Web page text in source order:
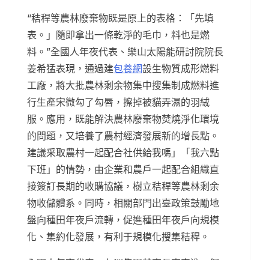
“秸稈等農林廢棄物既是原上的表格：「先填
表。」隨即拿出一條乾淨的毛巾，料也是燃
料。”全國人年夜代表、樂山太陽能研討院院長
姜希猛表現，通過建包養網設生物質成形燃料
工廠，將大批農林剩余物集中搜集制成燃料進
行生產宋微勾了勾唇，擦掉被貓弄濕的羽絨
服。應用，既能解決農林廢棄物焚燒淨化環境
的問題，又培養了農村經濟發展新的增長點。
建議采取農村一起配合社供給我嗎」「我六點
下班」的情勢，由企業和農戶一起配合組織直
接簽訂長期的收購協議，樹立秸稈等農林剩余
物收儲體系。同時，相關部門出臺政策鼓勵地
盤向種田年夜戶流轉，促進種田年夜戶向規模
化、集約化發展，有利于規模化搜集秸稈。